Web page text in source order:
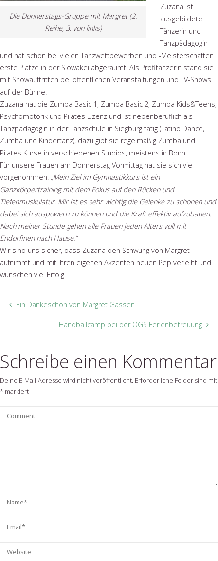
Die Donnerstags-Gruppe mit Margret (2.
Reihe, 3. von links)
Zuzana ist
ausgebildete
Tänzerin und
Tanzpädagogin
und hat schon bei vielen Tanzwettbewerben und -Meisterschaften
erste Plätze in der Slowakei abgeräumt. Als Profitänzerin stand sie
mit Showauftritten bei öffentlichen Veranstaltungen und TV-Shows
auf der Bühne.
Zuzana hat die Zumba Basic 1, Zumba Basic 2, Zumba Kids&Teens,
Psychomotorik und Pilates Lizenz und ist nebenberuflich als
Tanzpädagogin in der Tanzschule in Siegburg tätig (Latino Dance,
Zumba und Kindertanz), dazu gibt sie regelmäßig Zumba und
Pilates Kurse in verschiedenen Studios, meistens in Bonn.
Für unsere Frauen am Donnerstag Vormittag hat sie sich viel
vorgenommen: „Mein Ziel im Gymnastikkurs ist ein
Ganzkörpertraining mit dem Fokus auf den Rücken und
Tiefenmuskulatur. Mir ist es sehr wichtig die Gelenke zu schonen und
dabei sich auspowern zu können und die Kraft effektiv aufzubauen.
Nach meiner Stunde gehen alle Frauen jeden Alters voll mit
Endorfinen nach Hause.“
Wir sind uns sicher, dass Zuzana den Schwung von Margret
aufnimmt und mit ihren eigenen Akzenten neuen Pep verleiht und
wünschen viel Erfolg.
Ein Dankeschön von Margret Gassen
Handballcamp bei der OGS Ferienbetreuung
Schreibe einen Kommentar
Deine E-Mail-Adresse wird nicht veröffentlicht. Erforderliche Felder sind mit
* markiert